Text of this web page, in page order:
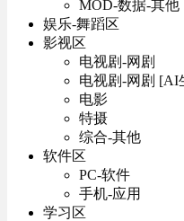
MOD-数据-其他
娱乐-舞蹈区
影视区
电视剧-网剧
电视剧-网剧 [AI
电影
特摄
综合-其他
软件区
PC-软件
手机-应用
学习区